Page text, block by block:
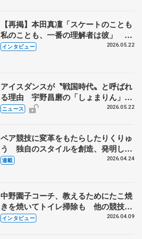
【再掲】本田真凜「スケートのことも
私のことも、一番の理解者は彼」 引
退時の単独インタビューで語った競技
インタビュー 2026.05.22
アイスダンスが〝戦国時代〟と呼ばれ
る理由 宇野昌磨の「しょまりん」ら
実力者が相次いで参戦 国内の競争激
ニュース 2026.05.22
ペア競技に変革をもたらしたりくりゅ
う 独自のスタイルを創造、発明した
【引退発表後②】
連載 2026.04.24
中野園子コーチ、教えるためにたこ焼
きを焼いてトイレ掃除も 他の競技に
も通用するという坂本花織の筋肉
インタビュー 2026.04.09